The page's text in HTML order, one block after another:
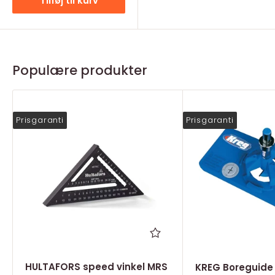
Populære produkter
Prisgaranti
HULTAFORS speed vinkel MRS
Prisgaranti
KREG